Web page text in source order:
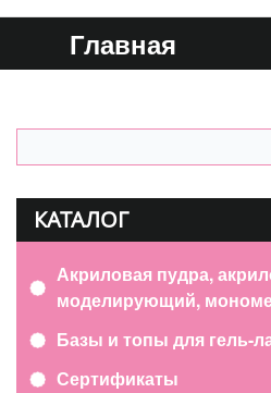
Главная
КАТАЛОГ
Акриловая пудра,
моделирующий,
Базы и топы для гель-
Сертификаты